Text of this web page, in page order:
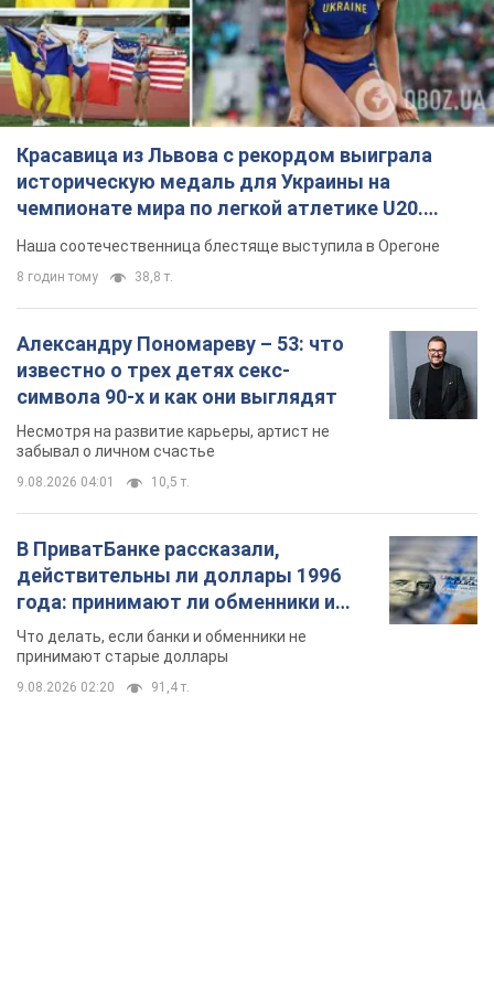
Красавица из Львова с рекордом выиграла
историческую медаль для Украины на
чемпионате мира по легкой атлетике U20.
Видео
Наша соотечественница блестяще выступила в Орегоне
8 годин тому 38,8 т.
Александру Пономареву – 53: что
известно о трех детях секс-
символа 90-х и как они выглядят
Несмотря на развитие карьеры, артист не
забывал о личном счастье
9.08.2026 04:01 10,5 т.
В ПриватБанке рассказали,
действительны ли доллары 1996
года: принимают ли обменники и
банки такие купюры
Что делать, если банки и обменники не
принимают старые доллары
9.08.2026 02:20 91,4 т.